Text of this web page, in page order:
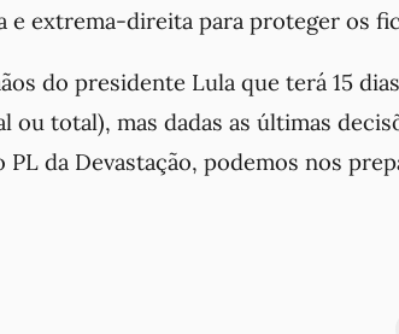
e extrema-direita para proteger os
do presidente Lula que terá 15
ou total), mas dadas as últimas
da Devastação, podemos nos